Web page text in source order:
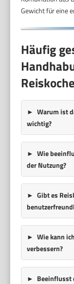
Gewicht für eine
Häufig
Warum ist
wichtig?
Wie
der Nutzung?
Gibt es
Wie kann
verbessern?
Beeinflusst